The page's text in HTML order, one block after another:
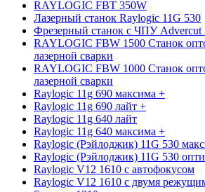
RAYLOGIC FBT 350W
Лазерный станок Raylogic 11G 530
Фрезерный станок с ЧПУ Advercut
RAYLOGIC FBW 1500 Станок
лазерной сварки
RAYLOGIC FBW 1000 Станок
лазерной сварки
Raylogic 11g 690 максима +
Raylogic 11g 690 лайт +
Raylogic 11g 640 лайт
Raylogic 11g 640 максима +
Raylogic (Рэйлоджик) 11G 530
Raylogic (Рэйлоджик) 11G 530
Raylogic V12 1610 с автофокусом
Raylogic V12 1610 с двумя